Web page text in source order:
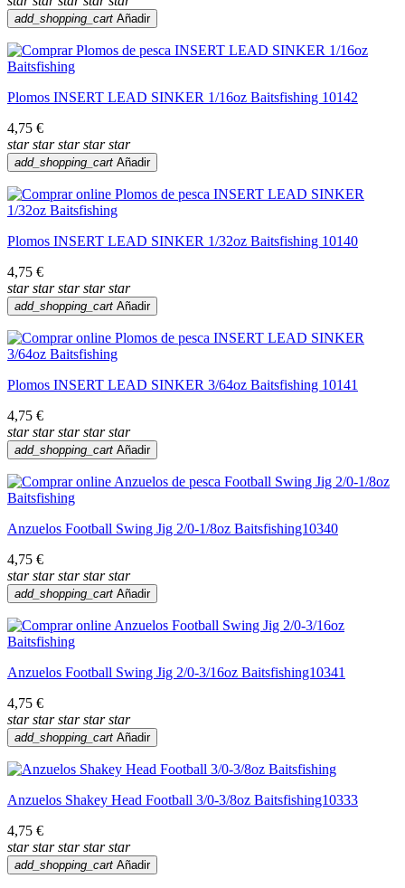
add_shopping_cart Añadir
Plomos INSERT LEAD SINKER 1/16oz Baitsfishing 10142
4,75 €
star star star star star
add_shopping_cart Añadir
Plomos INSERT LEAD SINKER 1/32oz Baitsfishing 10140
4,75 €
star star star star star
add_shopping_cart Añadir
Plomos INSERT LEAD SINKER 3/64oz Baitsfishing 10141
4,75 €
star star star star star
add_shopping_cart Añadir
Anzuelos Football Swing Jig 2/0-1/8oz Baitsfishing10340
4,75 €
star star star star star
add_shopping_cart Añadir
Anzuelos Football Swing Jig 2/0-3/16oz Baitsfishing10341
4,75 €
star star star star star
add_shopping_cart Añadir
Anzuelos Shakey Head Football 3/0-3/8oz Baitsfishing10333
4,75 €
star star star star star
add_shopping_cart Añadir